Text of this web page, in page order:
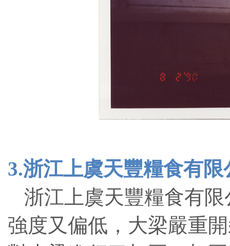
3.浙江上虞天豐糧食有
浙江上虞天豐糧食有
強度又偏低，大梁嚴重